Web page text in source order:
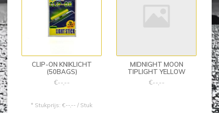
CLIP-ON KNIKLICHT
(50BAGS)
€--,--
* Stukprijs: €--,-- / Stuk
MIDNIGHT MOON
TIPLIGHT YELLOW
€--,--